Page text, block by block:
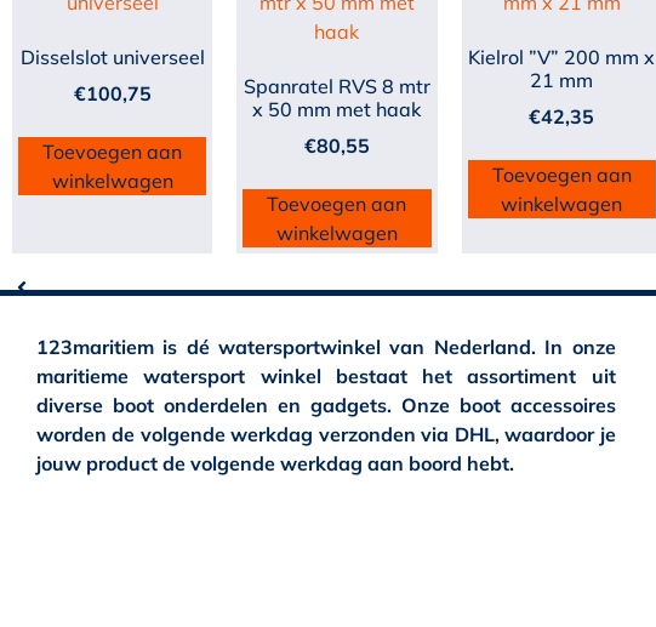
Disselslot universeel
€100,75
Toevoegen aan
winkelwagen
Spanratel RVS 8 mtr
x 50 mm met haak
€80,55
Toevoegen aan
winkelwagen
Kielrol ”V” 200 mm x
21 mm
€42,35
Toevoegen aan
winkelwagen
123maritiem is dé watersportwinkel van Nederland. In onze
maritieme watersport winkel bestaat het assortiment uit
diverse boot onderdelen en gadgets. Onze boot accessoires
worden de volgende werkdag verzonden via DHL, waardoor je
jouw product de volgende werkdag aan boord hebt.